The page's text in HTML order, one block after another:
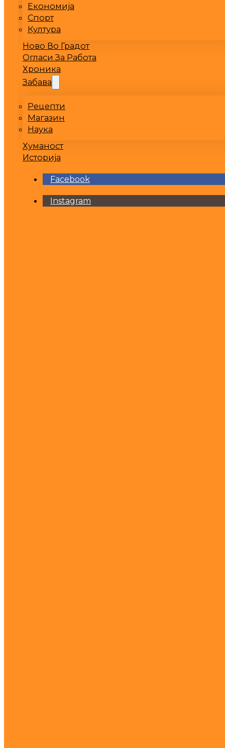
Економија
Спорт
Култура
Ново Во Градот
Огласи За Работа
Хроника
Забава
Рецепти
Магазин
Наука
Хуманост
Историја
Facebook
Instagram